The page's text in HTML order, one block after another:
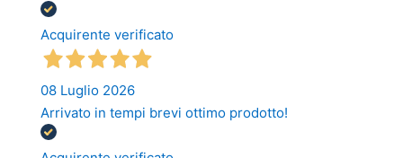
Acquirente verificato
08 Luglio 2026
Arrivato in tempi brevi ottimo prodotto!